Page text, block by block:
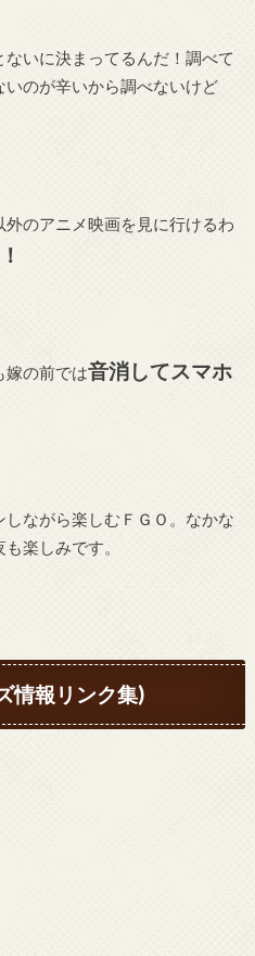
いに決まってるんだ！調べて
のが辛いから調べないけど
のアニメ映画を見に行けるわ
嫁の前では音消してスマホ
ながら楽しむＦＧＯ。なかな
楽しみです。
情報リンク集)